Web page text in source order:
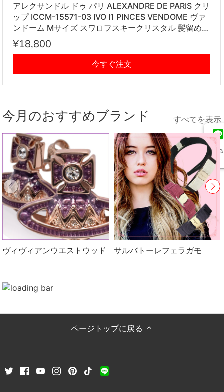
友だち
追加
アレクサンドル ドゥ パリ ALEXANDRE DE PARIS クリ
ップ ICCM-15571-03 IVO I1 PINCES VENDOME ヴァ
ンドーム Mサイズ スワロフスキークリスタル 髪留め
レディース アイボリー系
¥18,800
今すぐ注文
今月のおすすめブランド すべてを表示
ヴィヴィアンウエストウッド サルバトーレフェラガモ
ページトップに戻る